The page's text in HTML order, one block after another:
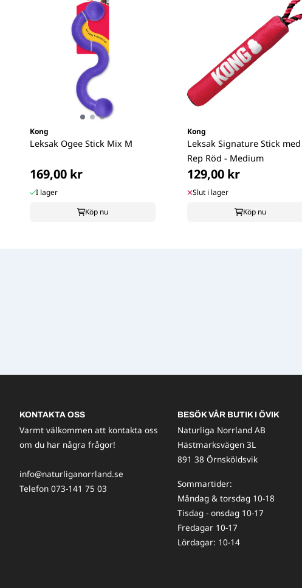
Kong
Leksak Ogee Stick Mix M
169,00 kr
I lager
Köp nu
Kong
Leksak Signature Stick med
Rep Röd - Medium
129,00 kr
Slut i lager
Köp nu
KONTAKTA OSS
Varmt välkommen att kontakta oss
om du har några frågor!
info@naturliganorrland.se
Telefon 073-141 75 03
BESÖK VÅR BUTIK I ÖVIK
Naturliga Norrland AB
Hästmarksvägen 3L
891 38 Örnsköldsvik
Sommartider:
Måndag & torsdag 10-18
Tisdag - onsdag 10-17
Fredagar 10-17
Lördagar: 10-14